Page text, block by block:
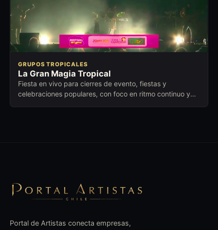
GRUPOS TROPICALES
La Gran Magia Tropical
Fiesta en vivo para cierres de evento, fiestas y
celebraciones populares, con foco en ritmo continuo y
Portal de Artistas conecta empresas,